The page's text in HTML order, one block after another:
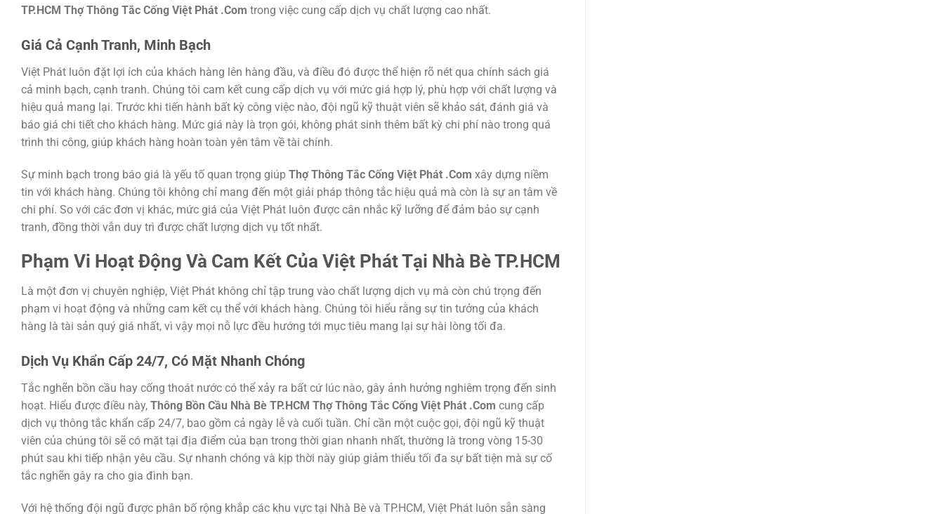
TP.HCM Thợ Thông Tắc Cống Việt Phát .Com trong việc cung cấp dịch vụ chất lượng cao nhất.
Giá Cả Cạnh Tranh, Minh Bạch
Việt Phát luôn đặt lợi ích của khách hàng lên hàng đầu, và điều đó được thể hiện rõ nét qua chính sách giá
cả minh bạch, cạnh tranh. Chúng tôi cam kết cung cấp dịch vụ với mức giá hợp lý, phù hợp với chất lượng và
hiệu quả mang lại. Trước khi tiến hành bất kỳ công việc nào, đội ngũ kỹ thuật viên sẽ khảo sát, đánh giá và
báo giá chi tiết cho khách hàng. Mức giá này là trọn gói, không phát sinh thêm bất kỳ chi phí nào trong quá
trình thi công, giúp khách hàng hoàn toàn yên tâm về tài chính.
Sự minh bạch trong báo giá là yếu tố quan trọng giúp Thợ Thông Tắc Cống Việt Phát .Com xây dựng niềm
tin với khách hàng. Chúng tôi không chỉ mang đến một giải pháp thông tắc hiệu quả mà còn là sự an tâm về
chi phí. So với các đơn vị khác, mức giá của Việt Phát luôn được cân nhắc kỹ lưỡng để đảm bảo sự cạnh
tranh, đồng thời vẫn duy trì được chất lượng dịch vụ tốt nhất.
Phạm Vi Hoạt Động Và Cam Kết Của Việt Phát Tại Nhà Bè TP.HCM
Là một đơn vị chuyên nghiệp, Việt Phát không chỉ tập trung vào chất lượng dịch vụ mà còn chú trọng đến
phạm vi hoạt động và những cam kết cụ thể với khách hàng. Chúng tôi hiểu rằng sự tin tưởng của khách
hàng là tài sản quý giá nhất, vì vậy mọi nỗ lực đều hướng tới mục tiêu mang lại sự hài lòng tối đa.
Dịch Vụ Khẩn Cấp 24/7, Có Mặt Nhanh Chóng
Tắc nghẽn bồn cầu hay cống thoát nước có thể xảy ra bất cứ lúc nào, gây ảnh hưởng nghiêm trọng đến sinh
hoạt. Hiểu được điều này, Thông Bồn Cầu Nhà Bè TP.HCM Thợ Thông Tắc Cống Việt Phát .Com cung cấp
dịch vụ thông tắc khẩn cấp 24/7, bao gồm cả ngày lễ và cuối tuần. Chỉ cần một cuộc gọi, đội ngũ kỹ thuật
viên của chúng tôi sẽ có mặt tại địa điểm của bạn trong thời gian nhanh nhất, thường là trong vòng 15-30
phút sau khi tiếp nhận yêu cầu. Sự nhanh chóng và kịp thời này giúp giảm thiểu tối đa sự bất tiện mà sự cố
tắc nghẽn gây ra cho gia đình bạn.
Với hệ thống đội ngũ được phân bố rộng khắp các khu vực tại Nhà Bè và TP.HCM, Việt Phát luôn sẵn sàng